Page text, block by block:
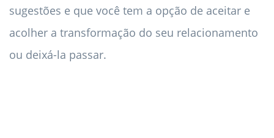
sugestões e que você tem a opção de aceitar e
acolher a transformação do seu relacionamento
ou deixá-la passar.